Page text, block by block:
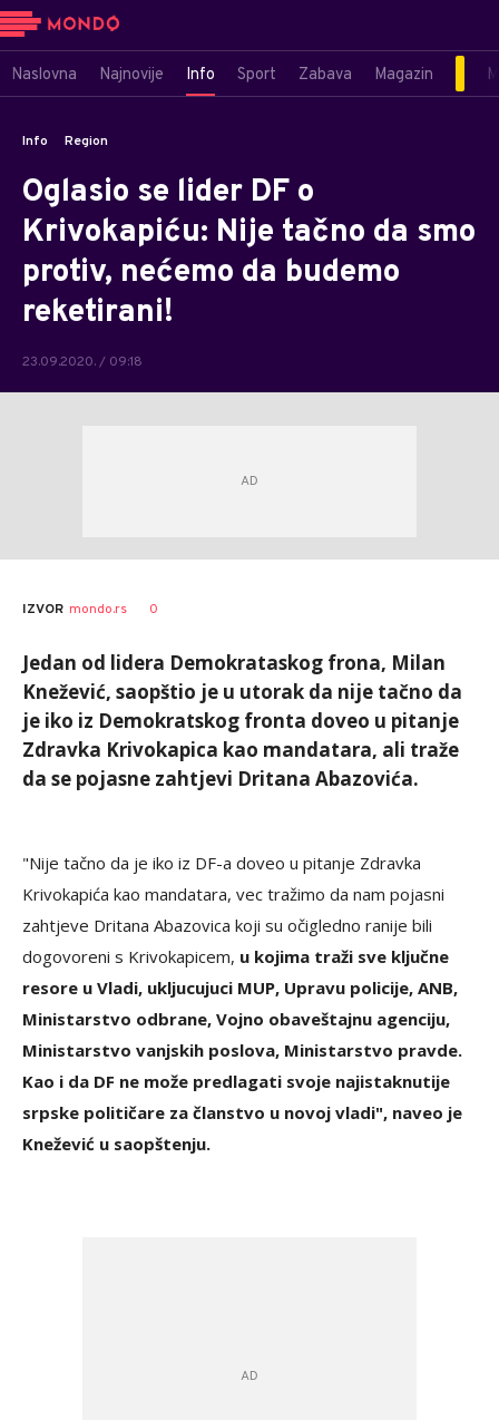
Naslovna Najnovije Info Sport Zabava Magazin
Info Region
Oglasio se lider DF o
Krivokapiću: Nije tačno da smo
protiv, nećemo da budemo
reketirani!
23.09.2020. / 09:18
IZVOR mondo.rs 0
Jedan od lidera Demokrataskog frona, Milan
Knežević, saopštio je u utorak da nije tačno da
je iko iz Demokratskog fronta doveo u pitanje
Zdravka Krivokapica kao mandatara, ali traže
da se pojasne zahtjevi Dritana Abazovića.
"Nije tačno da je iko iz DF-a doveo u pitanje Zdravka
Krivokapića kao mandatara, vec tražimo da nam pojasni
zahtjeve Dritana Abazovica koji su očigledno ranije bili
dogovoreni s Krivokapicem, u kojima traži sve ključne
resore u Vladi, ukljucujuci MUP, Upravu policije, ANB,
Ministarstvo odbrane, Vojno obaveštajnu agenciju,
Ministarstvo vanjskih poslova, Ministarstvo pravde.
Kao i da DF ne može predlagati svoje najistaknutije
srpske političare za članstvo u novoj vladi", naveo je
Knežević u saopštenju.